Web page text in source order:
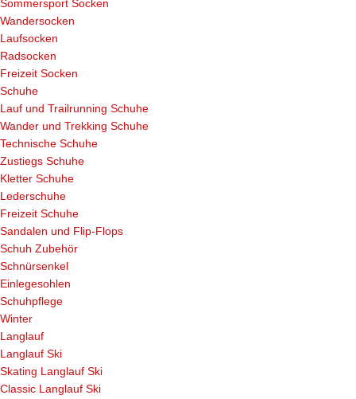
Sommersport Socken
Wandersocken
Laufsocken
Radsocken
Freizeit Socken
Schuhe
Lauf und Trailrunning Schuhe
Wander und Trekking Schuhe
Technische Schuhe
Zustiegs Schuhe
Kletter Schuhe
Lederschuhe
Freizeit Schuhe
Sandalen und Flip-Flops
Schuh Zubehör
Schnürsenkel
Einlegesohlen
Schuhpflege
Winter
Langlauf
Langlauf Ski
Skating Langlauf Ski
Classic Langlauf Ski